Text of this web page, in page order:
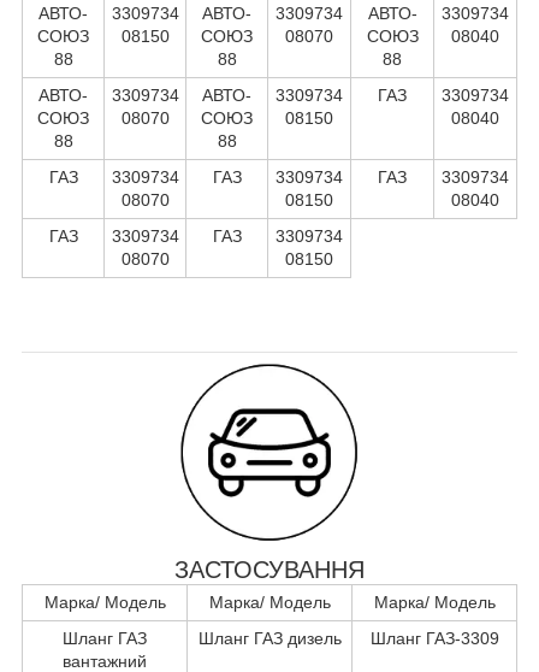
АВТО-
СОЮЗ
88
3309734
08150
АВТО-
СОЮЗ
88
3309734
08070
АВТО-
СОЮЗ
88
3309734
08040
АВТО-
СОЮЗ
88
3309734
08070
АВТО-
СОЮЗ
88
3309734
08150
ГАЗ
3309734
08040
ГАЗ
3309734
08070
ГАЗ
3309734
08150
ГАЗ
3309734
08040
ГАЗ
3309734
08070
ГАЗ
3309734
08150
ЗАСТОСУВАННЯ
Марка/ Модель Марка/ Модель
Марка/ Модель
Шланг ГАЗ
вантажний
Шланг ГАЗ дизель Шланг ГАЗ-3309